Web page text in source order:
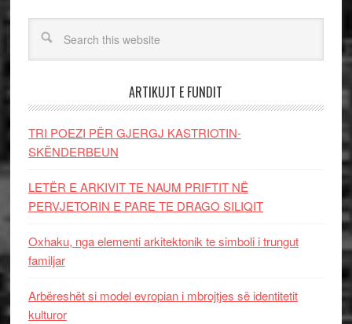
ARTIKUJT E FUNDIT
TRI POEZI PËR GJERGJ KASTRIOTIN-
SKËNDERBEUN
LETËR E ARKIVIT TE NAUM PRIFTIT NË
PERVJETORIN E PARE TE DRAGO SILIQIT
Oxhaku, nga elementi arkitektonik te simboli i trungut
familjar
Arbëreshët si model evropian i mbrojtjes së identitetit
kulturor